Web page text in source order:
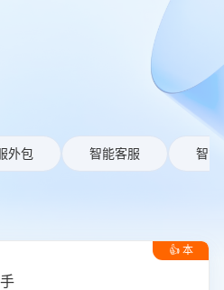
外包 智能客服 智能
👍 本